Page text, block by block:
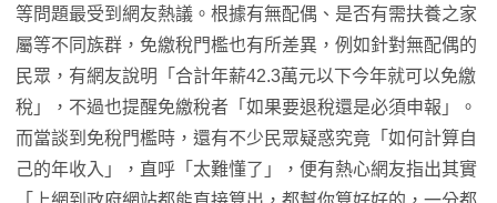
等問題最受到網友熱議。根據有無配偶、是否有需扶養之家
屬等不同族群，免繳稅門檻也有所差異，例如針對無配偶的
民眾，有網友說明「合計年薪42.3萬元以下今年就可以免繳
稅」，不過也提醒免繳稅者「如果要退稅還是必須申報」。
而當談到免稅門檻時，還有不少民眾疑惑究竟「如何計算自
己的年收入」，直呼「太難懂了」，便有熱心網友指出其實